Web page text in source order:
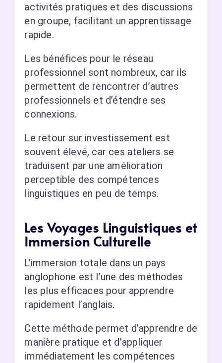
activités pratiques et des discussions
en groupe, facilitant un apprentissage
rapide.
Les bénéfices pour le réseau
professionnel sont nombreux, car ils
permettent de rencontrer d’autres
professionnels et d’étendre ses
connexions.
Le retour sur investissement est
souvent élevé, car ces ateliers se
traduisent par une amélioration
perceptible des compétences
linguistiques en peu de temps.
Les Voyages Linguistiques et
Immersion Culturelle
L’immersion totale dans un pays
anglophone est l’une des méthodes
les plus efficaces pour apprendre
rapidement l’anglais.
Cette méthode permet d’apprendre de
manière pratique et d’appliquer
immédiatement les compétences